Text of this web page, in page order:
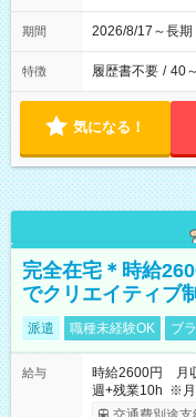
期間 2026/8/17～長
特徴 履歴書不要 / 40
気になる！
完全在宅＊時給
でクリエイティブ
派遣 職種未経験OK ブ
給与
時給2600円 月
週+残業10h ※月
受取りサービス